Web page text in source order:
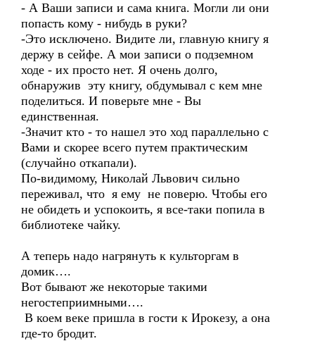
- А Ваши записи и сама книга. Могли ли они
попасть кому - нибудь в руки?
-Это исключено. Видите ли, главную книгу я
держу в сейфе. А мои записи о подземном
ходе - их просто нет. Я очень долго,
обнаружив эту книгу, обдумывал с кем мне
поделиться. И поверьте мне - Вы
единственная.
-Значит кто - то нашел это ход параллельно с
Вами и скорее всего путем практическим
(случайно откапали).
По-видимому, Николай Львович сильно
переживал, что я ему не поверю. Чтобы его
не обидеть и успокоить, я все-таки попила в
библиотеке чайку.
А теперь надо нагрянуть к культоргам в
домик….
Вот бывают же некоторые такими
негостеприимными….
В коем веке пришла в гости к Ирокезу, а она
где-то бродит.